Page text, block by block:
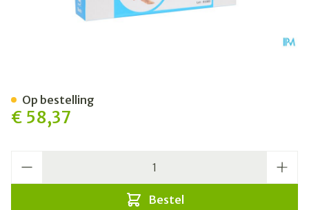
€ 58,37
Bestel
Op bestelling